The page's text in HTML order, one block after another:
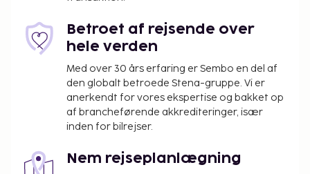
hvor du kan nyde udsigten til havet og spise
udendørs. Du kan også købe snacks på stedets
kaffebar/café. Besøg baren/loungen eller baren ved
poolen, og slap af med din yndlingsdrink.
Morgenmadsbuffet tilbydes mod gebyr dagligt fra
kl. 08.30 til kl. 10.30.
Du vil blive bedt om at betale følgende på
skatter:
Betroet af rejsende over
hele verden
Med over 30 års erfaring er Sembo en del af
den globalt betroede Stena-gruppe. Vi er
anerkendt for vores ekspertise og bakket op
af brancheførende akkrediteringer, især
inden for bilrejser.
Nem rejseplanlægning